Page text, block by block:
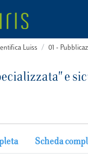
Luiss 01 -
e
Scheda